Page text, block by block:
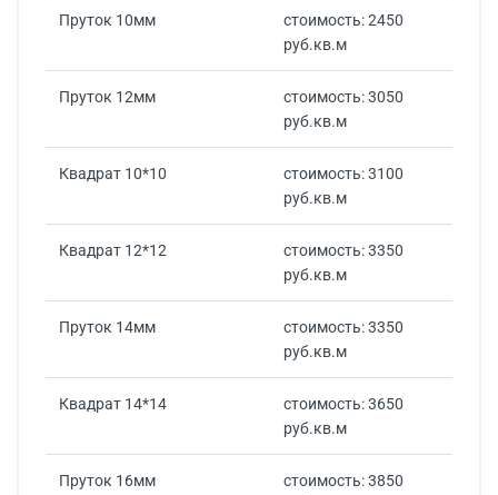
Пруток 10мм
стоимость: 2450
руб.кв.м
Пруток 12мм
стоимость: 3050
руб.кв.м
Квадрат 10*10
стоимость: 3100
руб.кв.м
Квадрат 12*12
стоимость: 3350
руб.кв.м
Пруток 14мм
стоимость: 3350
руб.кв.м
Квадрат 14*14
стоимость: 3650
руб.кв.м
Пруток 16мм
стоимость: 3850